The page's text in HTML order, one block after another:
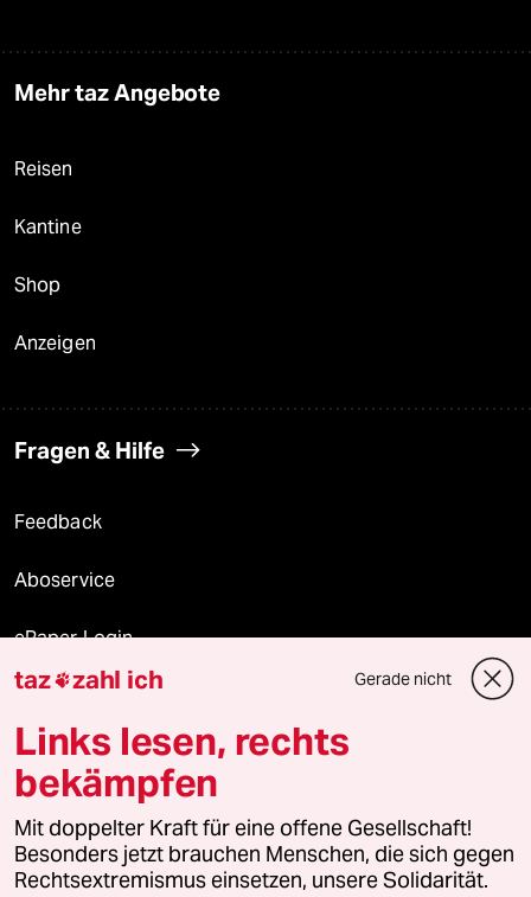
Mehr taz Angebote
Reisen
Kantine
Shop
Anzeigen
Fragen & Hilfe
Feedback
Aboservice
ePaper Login
Downloads für Abonnierende
© 2026 taz Verlags und Vertriebs GmbH
Alle Rechte vorbehalten. Bei rechtlichen Fragen oder für Genehmigungen
wenden Sie sich bitte an lizenzen@taz.de
taz zahl ich Gerade nicht
Links lesen, rechts
bekämpfen
Mit doppelter Kraft für eine offene Gesellschaft!
Besonders jetzt brauchen Menschen, die sich gegen
Rechtsextremismus einsetzen, unsere Solidarität.